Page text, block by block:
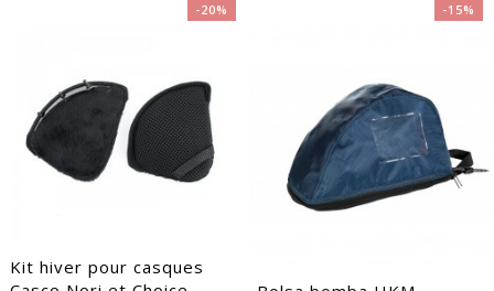
-20%
Kit hiver pour casques
-15%